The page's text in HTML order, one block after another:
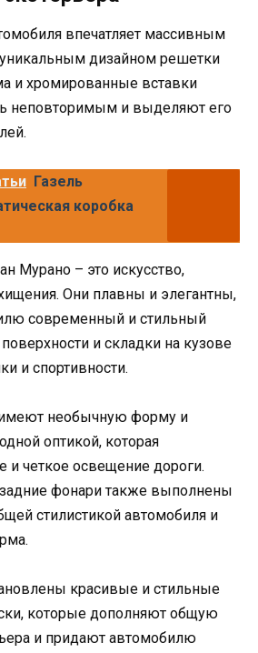
впечатляет массивным
дизайном решетки
и хромированные вставки
неповторимым и выделяют его
Газель
коробка
Мурано – это искусство,
Они плавны и элегантны,
современный и стильный
и складки на кузове
и спортивности.
необычную форму и
оптикой, которая
и четкое освещение дороги.
задние фонари также выполнены
стилистикой автомобиля и
красивые и стильные
которые дополняют общую
и придают автомобилю